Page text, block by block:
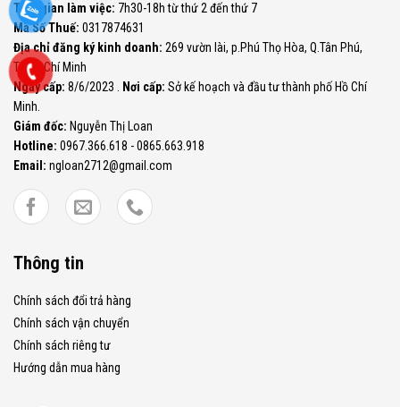
Thời gian làm việc: 7h30-18h từ thứ 2 đến thứ 7
Mã Số Thuế: 0317874631
Địa chỉ đăng ký kinh doanh: 269 vườn lài, p.Phú Thọ Hòa, Q.Tân Phú,
TP.Hồ Chí Minh
Ngày cấp: 8/6/2023 . Nơi cấp: Sở kế hoạch và đầu tư thành phố Hồ Chí
Minh.
Giám đốc: Nguyễn Thị Loan
Hotline: 0967.366.618 - 0865.663.918
Email: ngloan2712@gmail.com
Thông tin
Chính sách đổi trả hàng
Chính sách vận chuyển
Chính sách riêng tư
Hướng dẫn mua hàng